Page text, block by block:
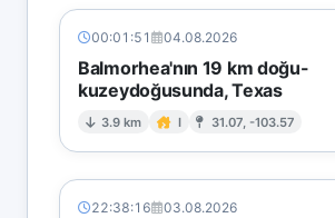
00:01:51 04.08.2026
Balmorhea'nın 19 km doğu-
kuzeydoğusunda, Texas
3.9 km I 31.07, -103.57
22:38:16 03.08.2026